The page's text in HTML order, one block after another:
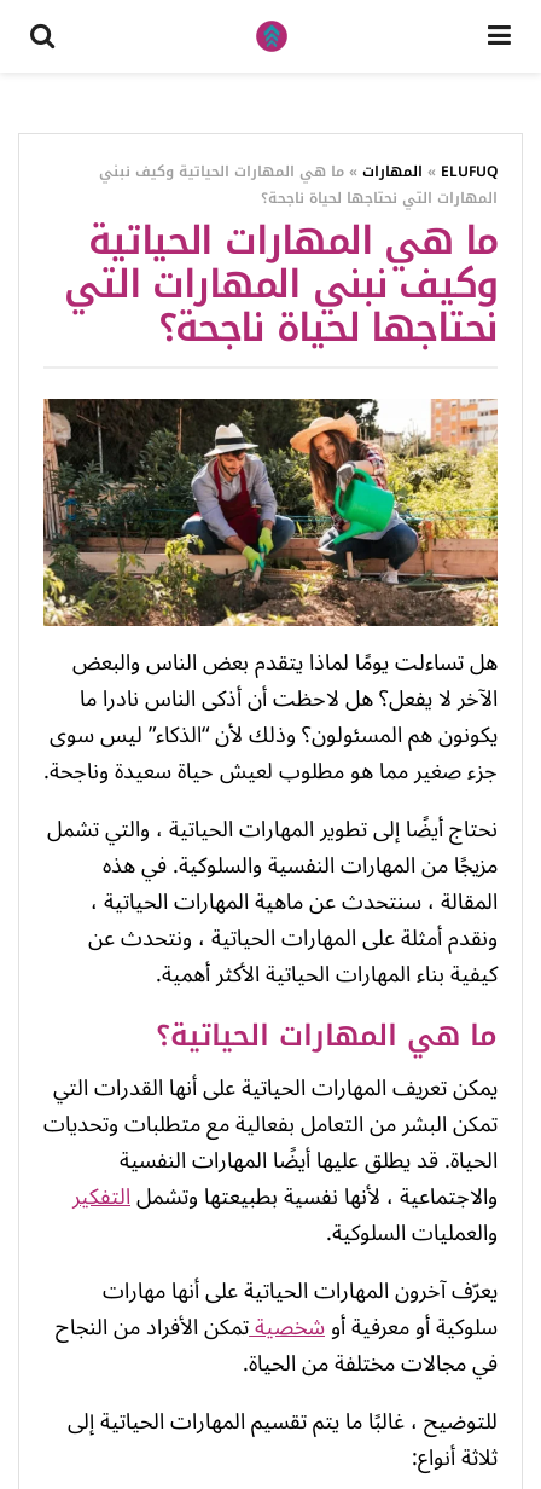
ELUFUQ
» المهارات »ما هي المهارات الحياتية وكيف نبني
المهارات التي نحتاجها لحياة ناجحة؟
ما هي المهارات الحياتية
وكيف نبني المهارات التي
نحتاجها لحياة ناجحة؟
هل تساءلت يومًا لماذا يتقدم بعض الناس والبعض
الآخر لا يفعل؟ هل لاحظت أن أذكى الناس نادرا ما
يكونون هم المسئولون؟ وذلك لأن “الذكاء” ليس سوى
جزء صغير مما هو مطلوب لعيش حياة سعيدة وناجحة.
نحتاج أيضًا إلى تطوير المهارات الحياتية ، والتي تشمل
مزيجًا من المهارات النفسية والسلوكية. في هذه
المقالة ، سنتحدث عن ماهية المهارات الحياتية ،
ونقدم أمثلة على المهارات الحياتية ، ونتحدث عن
كيفية بناء المهارات الحياتية الأكثر أهمية.
ما هي المهارات الحياتية؟
يمكن تعريف المهارات الحياتية على أنها القدرات التي
تمكن البشر من التعامل بفعالية مع متطلبات وتحديات
الحياة. قد يطلق عليها أيضًا المهارات النفسية
والاجتماعية ، لأنها نفسية بطبيعتها وتشملالتفكير
والعمليات السلوكية.
يعرّف آخرون المهارات الحياتية على أنها مهارات
سلوكية أو معرفية أوشخصيةتمكن الأفراد من النجاح
في مجالات مختلفة من الحياة.
للتوضيح ، غالبًا ما يتم تقسيم المهارات الحياتية إلى
ثلاثة أنواع: